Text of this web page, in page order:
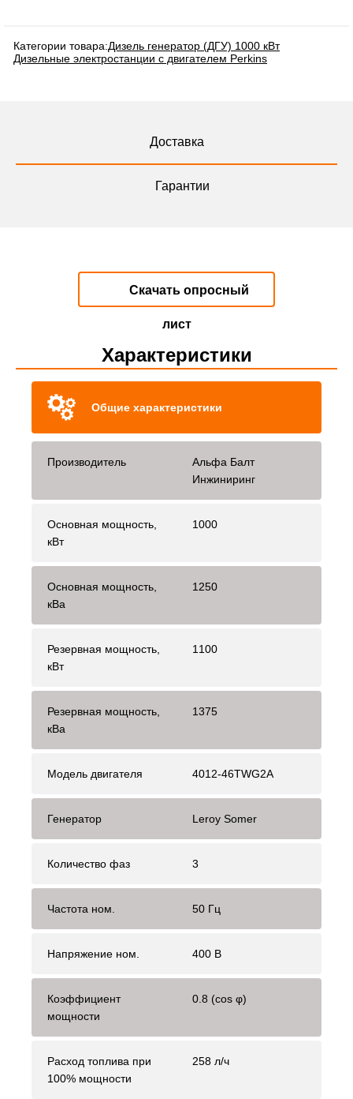
Категории товара:Дизель генератор (ДГУ) 1000 кВт
Дизельные электростанции с двигателем Perkins
Доставка
Гарантии
Скачать опросный
лист
Характеристики
Общие характеристики
Производитель
Альфа Балт
Инжиниринг
Основная мощность,
кВт
1000
Основная мощность,
кВа
1250
Резервная мощность,
кВт
1100
Резервная мощность,
кВа
1375
Модель двигателя 4012-46TWG2A
Генератор Leroy Somer
Количество фаз 3
Частота ном. 50 Гц
Напряжение ном. 400 В
Коэффициент
мощности
0.8 (cos φ)
Расход топлива при
100% мощности
258 л/ч